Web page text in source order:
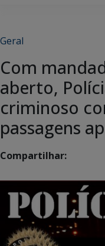
Geral
Com
aberto,
criminoso
passagens
Compartilhar: